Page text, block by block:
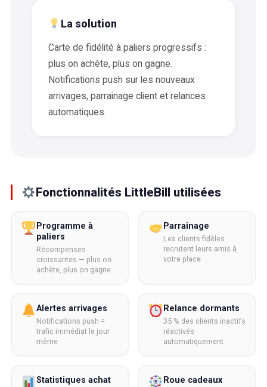
La solution
Carte de fidélité à paliers progressifs :
plus on achète, plus on gagne.
Notifications push sur les nouveaux
arrivages, parrainage client et relances
automatiques.
Fonctionnalités LittleBill utilisées
Programme à
paliers
Récompenses
croissantes — plus on
achète, plus on gagne
Parrainage
Les clients fidèles
recrutent leurs amis à
votre place
Alertes arrivages
Notifications push =
trafic immédiat le jour
même
Relance dormants
35 % des clients inactifs
réactivés
automatiquement
Statistiques achat Roue cadeaux